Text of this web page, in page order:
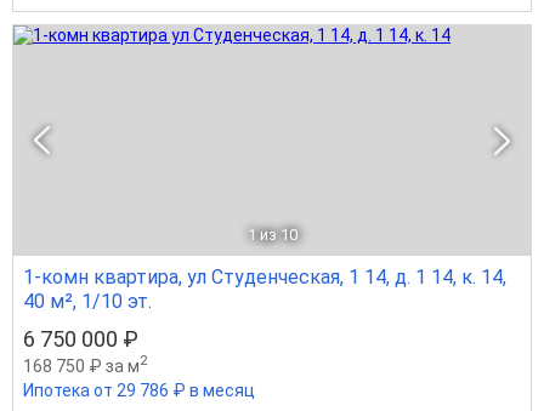
1 из 10
1-комн квартира, ул Студенческая, 1 14, д. 1 14, к. 14,
40 м², 1/10 эт.
6 750 000 ₽
168 750 ₽ за м2
Ипотека от 29 786 ₽ в месяц